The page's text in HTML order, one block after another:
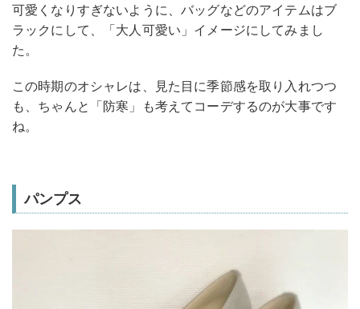
可愛くなりすぎないように、バッグなどのアイテムはブ
ラックにして、「大人可愛い」イメージにしてみまし
た。
この時期のオシャレは、見た目に季節感を取り入れつつ
も、ちゃんと「防寒」も考えてコーデするのが大事です
ね。
パンプス